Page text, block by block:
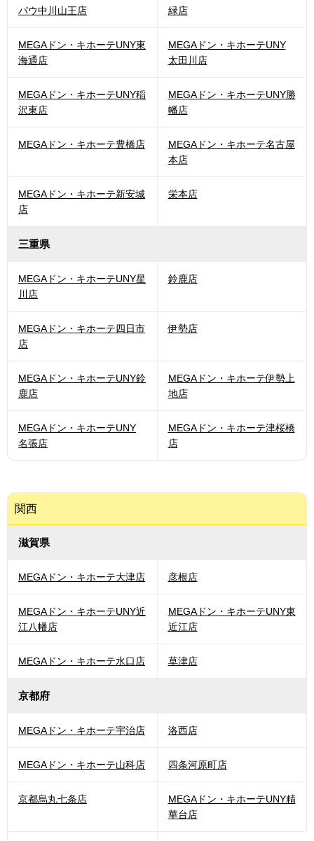
パウ中川山王店 緑店
MEGAドン・キホーテUNY東
海通店
MEGAドン・キホーテUNY
太田川店
MEGAドン・キホーテUNY稲
沢東店
MEGAドン・キホーテUNY勝
幡店
MEGAドン・キホーテ豊橋店
MEGAドン・キホーテ名古屋
本店
MEGAドン・キホーテ新安城
店
栄本店
三重県
MEGAドン・キホーテUNY星
川店
鈴鹿店
MEGAドン・キホーテ四日市
店
伊勢店
MEGAドン・キホーテUNY鈴
鹿店
MEGAドン・キホーテ伊勢上
地店
MEGAドン・キホーテUNY
名張店
MEGAドン・キホーテ津桜橋
店
関西
滋賀県
MEGAドン・キホーテ大津店 彦根店
MEGAドン・キホーテUNY近
江八幡店
MEGAドン・キホーテUNY東
近江店
MEGAドン・キホーテ水口店 草津店
京都府
MEGAドン・キホーテ宇治店 洛西店
MEGAドン・キホーテ山科店 四条河原町店
京都烏丸七条店
MEGAドン・キホーテUNY精
華台店